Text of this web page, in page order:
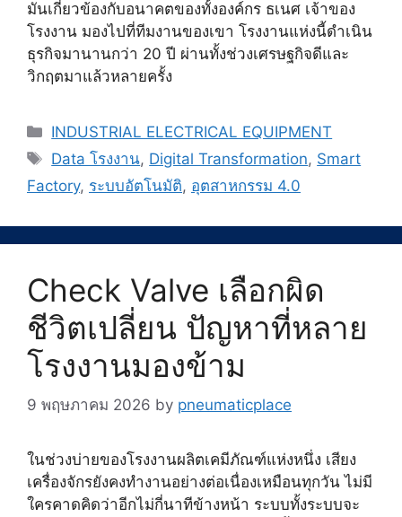
มันเกี่ยวข้องกับอนาคตของทั้งองค์กร ธเนศ เจ้าของ
โรงงาน มองไปที่ทีมงานของเขา โรงงานแห่งนี้ดำเนิน
ธุรกิจมานานกว่า 20 ปี ผ่านทั้งช่วงเศรษฐกิจดีและ
วิกฤตมาแล้วหลายครั้ง
Categories
INDUSTRIAL ELECTRICAL EQUIPMENT
Tags
Data โรงงาน, Digital Transformation, Smart
Factory, ระบบอัตโนมัติ, อุตสาหกรรม 4.0
Check Valve เลือกผิด
ชีวิตเปลี่ยน ปัญหาที่หลาย
โรงงานมองข้าม
9 พฤษภาคม 2026 by pneumaticplace
ในช่วงบ่ายของโรงงานผลิตเคมีภัณฑ์แห่งหนึ่ง เสียง
เครื่องจักรยังคงทำงานอย่างต่อเนื่องเหมือนทุกวัน ไม่มี
ใครคาดคิดว่าอีกไม่กี่นาทีข้างหน้า ระบบทั้งระบบจะ